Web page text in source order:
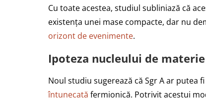
Cu toate acestea, studiul subliniază că
existența unei mase compacte, dar nu
orizont de evenimente.
Ipoteza nucleului de
Noul studiu sugerează că Sgr A ar putea
întunecată fermionică. Potrivit acestui